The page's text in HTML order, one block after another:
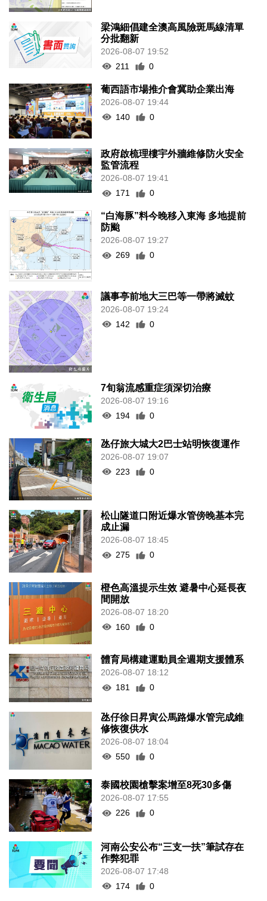
梁鴻細倡建全澳高風險斑馬線清單
分批翻新
2026-08-07 19:52
211
0
葡西語市場推介會冀助企業出海
2026-08-07 19:44
140
0
政府啟梳理樓宇外牆維修防火安全
監管流程
2026-08-07 19:41
171
0
“白海豚”料今晚移入東海 多地提前
防颱
2026-08-07 19:27
269
0
議事亭前地大三巴等一帶將滅蚊
2026-08-07 19:24
142
0
7旬翁流感重症須深切治療
2026-08-07 19:16
194
0
氹仔旅大城大2巴士站明恢復運作
2026-08-07 19:07
223
0
松山隧道口附近爆水管傍晚基本完
成止漏
2026-08-07 18:45
275
0
橙色高溫提示生效 避暑中心延長夜
間開放
2026-08-07 18:20
160
0
體育局構建運動員全週期支援體系
2026-08-07 18:12
181
0
氹仔徐日昇寅公馬路爆水管完成維
修恢復供水
2026-08-07 18:04
550
0
泰國校園槍擊案增至8死30多傷
2026-08-07 17:55
226
0
河南公安公布“三支一扶”筆試存在
作弊犯罪
2026-08-07 17:48
174
0